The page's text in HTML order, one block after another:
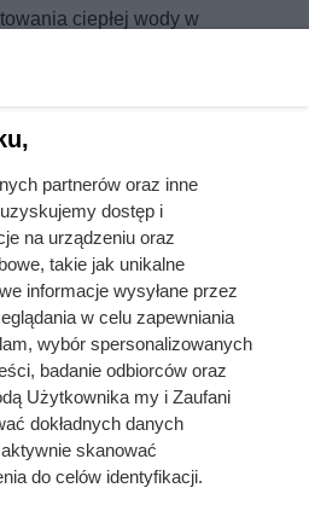
ciepłej wody w
wyniesie około 55–75 zł
wysokość rachunków
cen energii elektrycznej.
w tej chwili
się w niemal każdym
polskiej seksbomby
skóry, rozcięci piłą i przybici
głową w dół. Mroczny i
uczniów Chrystusa
partnerów oraz inne
dostęp i
na urządzeniu oraz
takie jak unikalne
informacje wysyłane przez
w celu zapewniania
wybór spersonalizowanych
badanie odbiorców oraz
Użytkownika my i Zaufani
dokładnych danych
skanować
do celów identyfikacji.